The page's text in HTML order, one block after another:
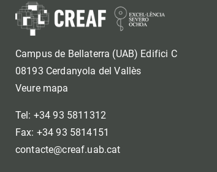
Campus de Bellaterra (UAB) Edifici C
08193 Cerdanyola del Vallès
Veure mapa
Tel: +34 93 5811312
Fax: +34 93 5814151
contacte@creaf.uab.cat